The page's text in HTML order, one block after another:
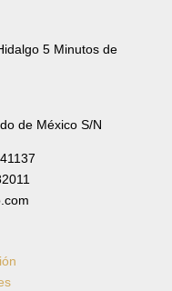
5 Minutos de
de México S/N